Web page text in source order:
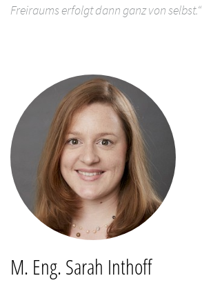
Freiraums erfolgt dann ganz von selbst.“
M. Eng. Sarah Inthoff